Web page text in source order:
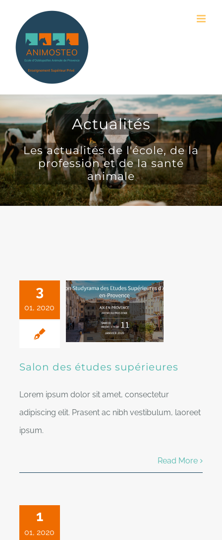
contenu
Actualités
Les actualités de l'école, de la
profession et de la santé
animale
3
01, 2020
Salon des
études
supérieures
Salon des études supérieures
Lorem ipsum dolor sit amet, consectetur
adipiscing elit. Prasent ac nibh vestibulum, laoreet
ipsum.
Read More
1
01, 2020